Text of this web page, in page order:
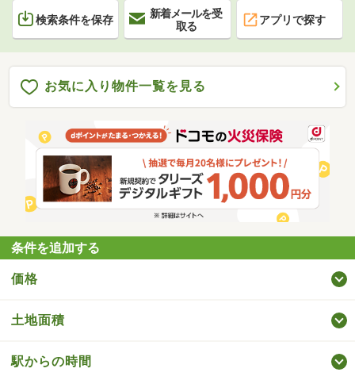
検索条件を保存
新着メールを受
取る
アプリで探す
お気に入り物件一覧を見る
条件を追加する
価格
土地面積
駅からの時間